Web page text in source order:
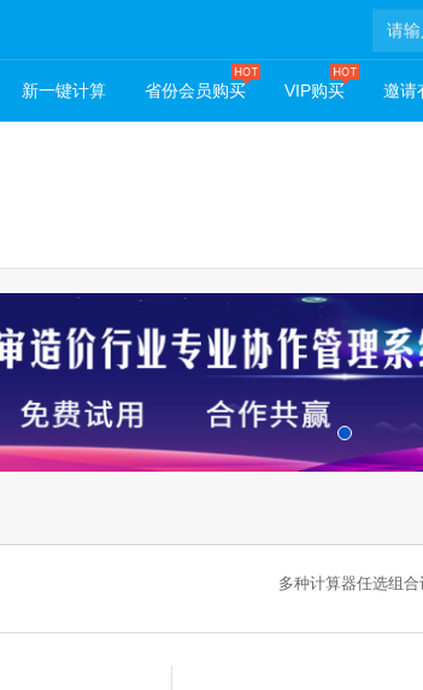
新一键计算 省份会员购买 VIP购买 邀请
多种计算器任选组